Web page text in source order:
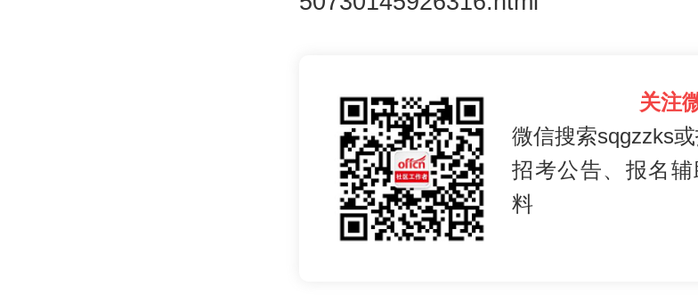
关注
微信搜索sqgzzks
招考公告、报名
料